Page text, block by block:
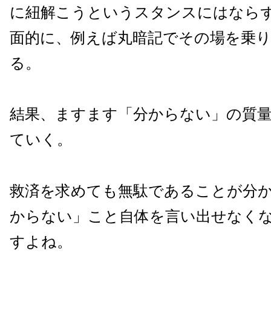
に紐解こうというスタンスにはなら
面的に、例えば丸暗記でその場を乗
る。
結果、ますます「分からない」の質
ていく。
救済を求めても無駄であることが分
からない」こと自体を言い出せなく
すよね。